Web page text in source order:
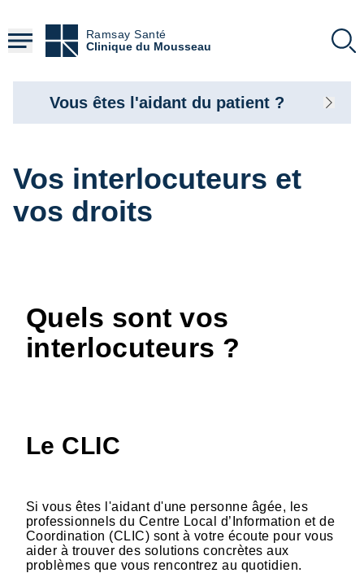
contenu
principal
Ramsay Santé
Clinique du Mousseau
Vos interlocuteurs et
vos droits
Quels sont vos
interlocuteurs ?
Le CLIC
Si vous êtes l'aidant d'une personne âgée, les
professionnels du Centre Local d’Information et de
Coordination (CLIC) sont à votre écoute pour vous
aider à trouver des solutions concrètes aux
problèmes que vous rencontrez au quotidien.
Vous êtes l'aidant du patient ?